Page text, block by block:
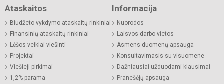
Ataskaitos
Biudžeto vykdymo ataskaitų rinkiniai
Finansinių ataskaitų rinkiniai
Lėšos veiklai viešinti
Projektai
Viešieji pirkimai
1,2% parama
Informacija
Nuorodos
Laisvos darbo vietos
Asmens duomenų apsauga
Konsultavimasis su visuomene
Dažniausiai užduodami klausimai
Pranešėjų apsauga